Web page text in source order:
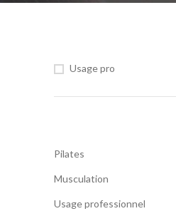
Usage pro
Pilates
Musculation
Usage professionnel